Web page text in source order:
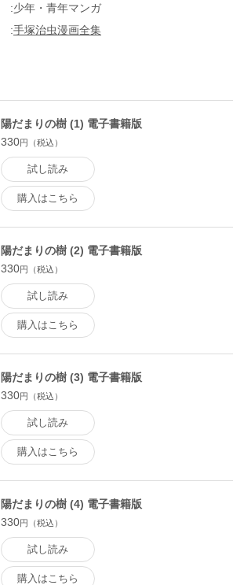
少年・青年マンガ
手塚治虫漫画全集
陽だまりの樹 (1) 電子書籍版
330円（税込）
試し読み
購入はこちら
陽だまりの樹 (2) 電子書籍版
330円（税込）
試し読み
購入はこちら
陽だまりの樹 (3) 電子書籍版
330円（税込）
試し読み
購入はこちら
陽だまりの樹 (4) 電子書籍版
330円（税込）
試し読み
購入はこちら